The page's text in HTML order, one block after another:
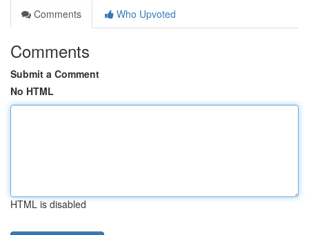
Comments
Who Upvoted
Comments
Submit a Comment
No HTML
HTML is disabled